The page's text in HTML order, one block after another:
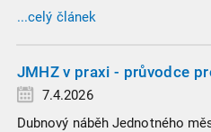
hranice povinnosti přiznání
chytáky v soubězích příjmů a
...celý článek
JMHZ v praxi - průvodce
7.4.2026
Dubnový náběh Jednotného